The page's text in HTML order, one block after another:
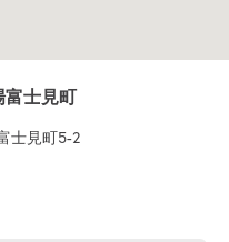
富士見町
士見町5-2